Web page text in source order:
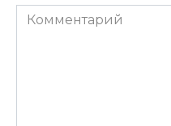
Комментарий